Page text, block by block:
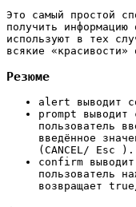
Это самый простой
получить
используют в тех
всякие
Резюме
alert выводит
prompt выводит
пользователь
введённое
(CANCEL/ Esc ).
confirm
пользователь
возвращает